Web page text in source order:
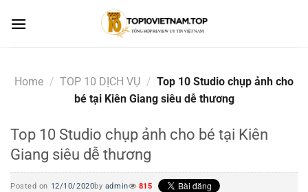
Home / TOP 10 DỊCH VỤ / Top 10 Studio chụp ảnh cho
bé tại Kiên Giang siêu dễ thương
Top 10 Studio chụp ảnh cho bé tại Kiên
Giang siêu dễ thương
Posted on 12/10/2020by admin 815